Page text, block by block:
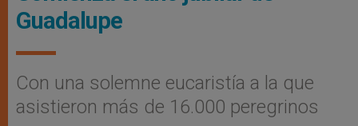
Guadalupe
Con una solemne eucaristía a la que
asistieron más de 16.000 peregrinos